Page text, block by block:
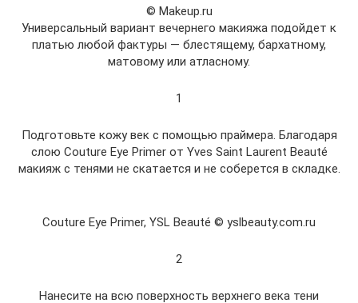
© Makeup.ru
Универсальный вариант вечернего макияжа подойдет к
платью любой фактуры — блестящему, бархатному,
матовому или атласному.
1
Подготовьте кожу век с помощью праймера. Благодаря
слою Couture Eye Primer от Yves Saint Laurent Beauté
макияж с тенями не скатается и не соберется в складке.
Couture Eye Primer, YSL Beauté © yslbeauty.com.ru
2
Нанесите на всю поверхность верхнего века тени